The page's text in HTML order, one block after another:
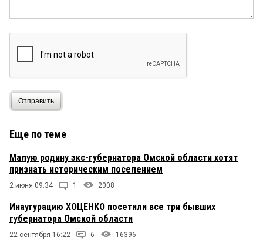
Отправить
Еще по теме
Малую родину экс-губернатора Омской области хотят
признать историческим поселением
2 июня 09:34 1 2008
Инаугурацию ХОЦЕНКО посетили все три бывших
губернатора Омской области
22 сентября 16:22 6 16396